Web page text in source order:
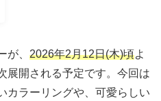
が、 2026年2月12日(木)頃よ
展開される予定です。今回は
カラーリングや、可愛らしい